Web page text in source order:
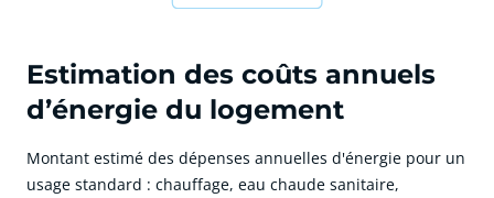
Estimation des coûts annuels
d’énergie du logement
Montant estimé des dépenses annuelles d'énergie pour un
usage standard : chauffage, eau chaude sanitaire,